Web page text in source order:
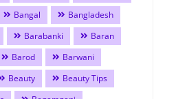
Bangal
Bangladesh
Barabanki
Baran
Barod
Barwani
Beauty
Beauty Tips